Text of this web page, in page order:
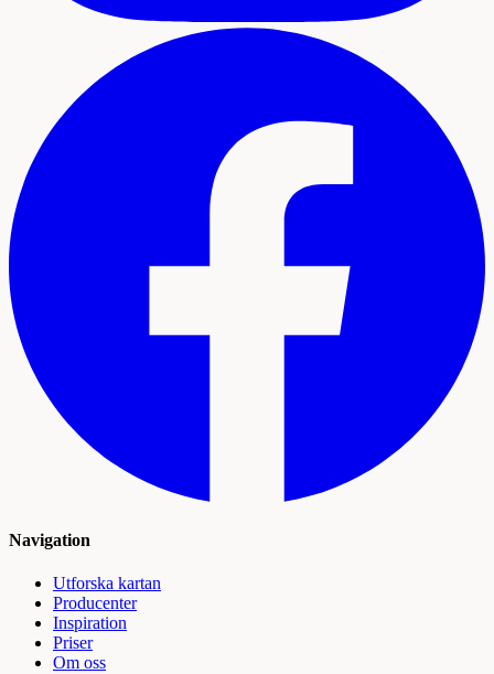
Navigation
Utforska kartan
Producenter
Inspiration
Priser
Om oss